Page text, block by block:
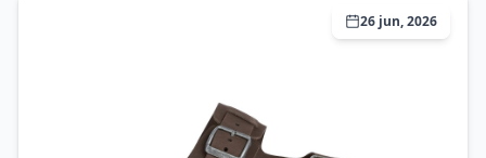
26 jun, 2026